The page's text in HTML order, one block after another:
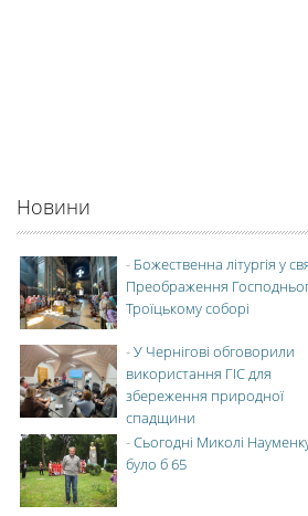
Новини
- Божественна літургія у
Преображення
Троїцькому соборі
-У Чернігові обговорили
використання ГІС для
збереження природної
спадщини
-Сьогодні Миколі
було б 65